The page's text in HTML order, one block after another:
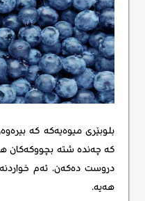
بلوبێری میوەیەکه که
کە چەندە شتە بچووکەکان
دروست دەکەن. ئەم
هەیە.